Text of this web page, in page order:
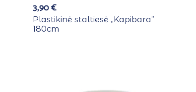
3,90€
Plastikinė staltiesė ,,Kapibara”
180cm